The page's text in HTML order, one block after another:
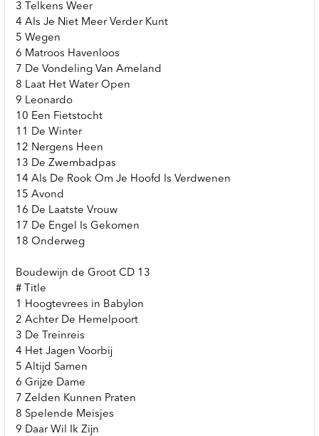
3 Telkens Weer
4 Als Je Niet Meer Verder Kunt
5 Wegen
6 Matroos Havenloos
7 De Vondeling Van Ameland
8 Laat Het Water Open
9 Leonardo
10 Een Fietstocht
11 De Winter
12 Nergens Heen
13 De Zwembadpas
14 Als De Rook Om Je Hoofd Is Verdwenen
15 Avond
16 De Laatste Vrouw
17 De Engel Is Gekomen
18 Onderweg
Boudewijn de Groot CD 13
# Title
1 Hoogtevrees in Babylon
2 Achter De Hemelpoort
3 De Treinreis
4 Het Jagen Voorbij
5 Altijd Samen
6 Grijze Dame
7 Zelden Kunnen Praten
8 Spelende Meisjes
9 Daar Wil Ik Zijn